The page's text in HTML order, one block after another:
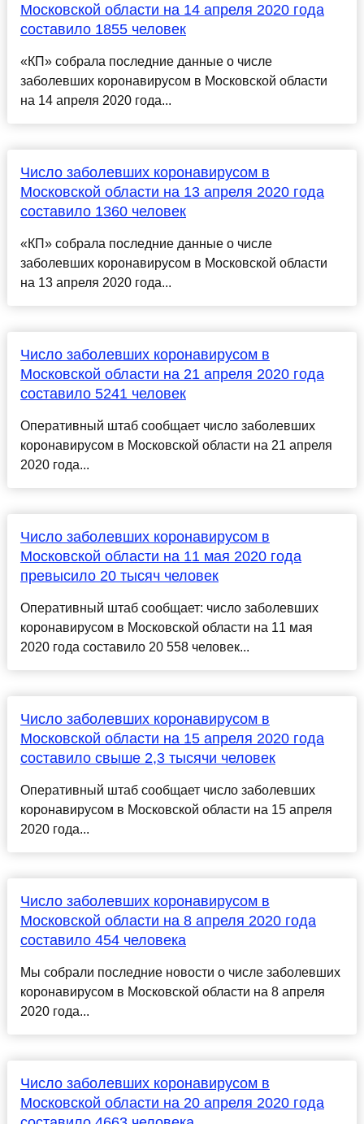
Московской области на 14 апреля 2020 года
составило 1855 человек
«КП» собрала последние данные о числе
заболевших коронавирусом в Московской области
на 14 апреля 2020 года...
Число заболевших коронавирусом в
Московской области на 13 апреля 2020 года
составило 1360 человек
«КП» собрала последние данные о числе
заболевших коронавирусом в Московской области
на 13 апреля 2020 года...
Число заболевших коронавирусом в
Московской области на 21 апреля 2020 года
составило 5241 человек
Оперативный штаб сообщает число заболевших
коронавирусом в Московской области на 21 апреля
2020 года...
Число заболевших коронавирусом в
Московской области на 11 мая 2020 года
превысило 20 тысяч человек
Оперативный штаб сообщает: число заболевших
коронавирусом в Московской области на 11 мая
2020 года составило 20 558 человек...
Число заболевших коронавирусом в
Московской области на 15 апреля 2020 года
составило свыше 2,3 тысячи человек
Оперативный штаб сообщает число заболевших
коронавирусом в Московской области на 15 апреля
2020 года...
Число заболевших коронавирусом в
Московской области на 8 апреля 2020 года
составило 454 человека
Мы собрали последние новости о числе заболевших
коронавирусом в Московской области на 8 апреля
2020 года...
Число заболевших коронавирусом в
Московской области на 20 апреля 2020 года